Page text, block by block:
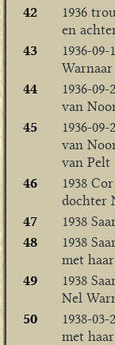
42
1936
en
43
1936-
44
1936-
van
45
1936-
van
van Pelt
46
1938
dochter
47
1938
48
1938
met
49
1938
Nel
50
1938-
met